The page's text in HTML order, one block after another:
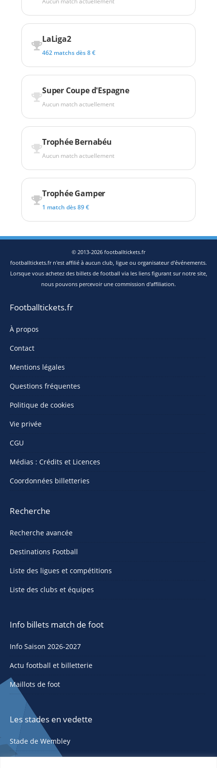
LaLiga2
462 matchs dès 8 €
Super Coupe d'Espagne
Aucun match actuellement
Trophée Bernabéu
Aucun match actuellement
Trophée Gamper
1 match dès 89 €
© 2013-2026 footballtickets.fr
footballtickets.fr n'est affilié à aucun club, ligue ou organisateur d'événements.
Lorsque vous achetez des billets de football via les liens figurant sur notre site,
nous pouvons percevoir une commission d'affiliation.
Footballtickets.fr
À propos
Contact
Mentions légales
Questions fréquentes
Politique de cookies
Vie privée
CGU
Médias : Crédits et Licences
Coordonnées billetteries
Recherche
Recherche avancée
Destinations Football
Liste des ligues et compétitions
Liste des clubs et équipes
Info billets match de foot
Info Saison 2026-2027
Actu football et billetterie
Maillots de foot
Les stades en vedette
Stade de Wembley